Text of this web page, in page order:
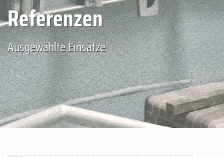
Referenzen
Ausgewählte Einsätze